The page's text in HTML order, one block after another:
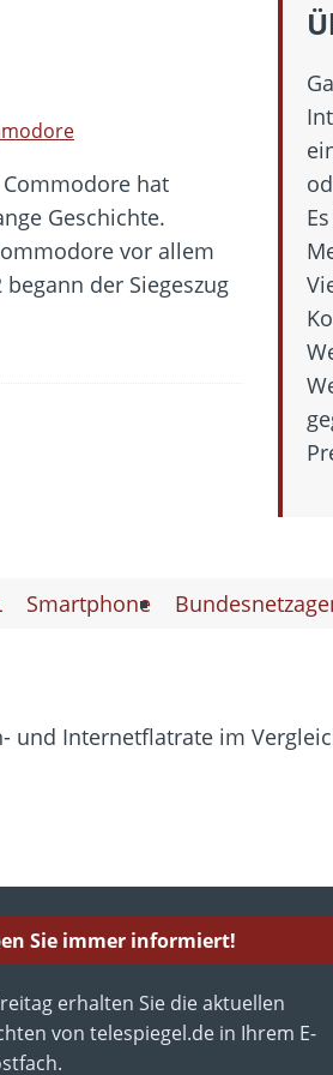
Plattform „Kratos“ – Hunderttausende Opfer
– Gerichtsurteil zu Apple
hat
Geschichte.
vor allem
der Siegeszug
Smartphone
und Internetflatrate im
Sie immer informiert!
erhalten Sie die aktuellen
von telespiegel.de in Ihrem E-